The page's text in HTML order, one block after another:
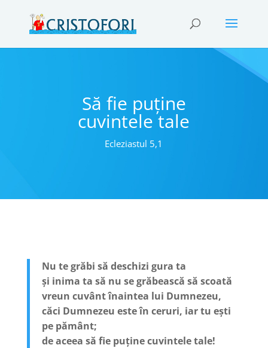
Să fie puține
cuvintele tale
Ecleziastul 5,1
Nu te grăbi să deschizi gura ta
și inima ta să nu se grăbească să scoată
vreun cuvânt înaintea lui Dumnezeu,
căci Dumnezeu este în ceruri, iar tu ești
pe pământ;
de aceea să fie puține cuvintele tale!